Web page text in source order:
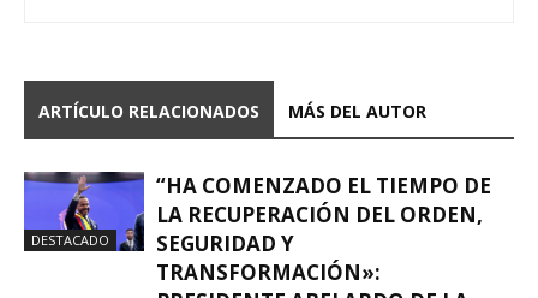
ARTÍCULO RELACIONADOS MÁS DEL AUTOR
DESTACADO
“HA COMENZADO EL TIEMPO DE
LA RECUPERACIÓN DEL ORDEN,
SEGURIDAD Y
TRANSFORMACIÓN»: